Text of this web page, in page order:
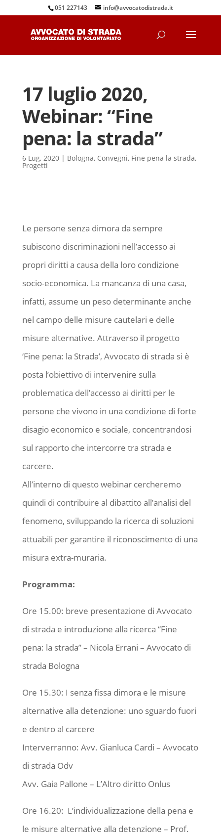
051 227143 info@avvocatodistrada.it
17 luglio 2020,
Webinar: “Fine
pena: la strada”
6 Lug, 2020| Bologna, Convegni, Fine pena la strada,
Progetti
Le persone senza dimora da sempre
subiscono discriminazioni nell’accesso ai
propri diritti a causa della loro condizione
socio-economica. La mancanza di una casa,
infatti, assume un peso determinante anche
nel campo delle misure cautelari e delle
misure alternative. Attraverso il progetto
‘Fine pena: la Strada’, Avvocato di strada si è
posta l’obiettivo di intervenire sulla
problematica dell’accesso ai diritti per le
persone che vivono in una condizione di forte
disagio economico e sociale, concentrandosi
sul rapporto che intercorre tra strada e
carcere.
All’interno di questo webinar cercheremo
quindi di contribuire al dibattito all’analisi del
fenomeno, sviluppando la ricerca di soluzioni
attuabili per garantire il riconoscimento di una
misura extra-muraria.
Programma:
Ore 15.00: breve presentazione di Avvocato
di strada e introduzione alla ricerca “Fine
pena: la strada” – Nicola Errani – Avvocato di
strada Bologna
Ore 15.30: I senza fissa dimora e le misure
alternative alla detenzione: uno sguardo fuori
e dentro al carcere
Interverranno: Avv. Gianluca Cardi – Avvocato
di strada Odv
Avv. Gaia Pallone – L’Altro diritto Onlus
Ore 16.20: L’individualizzazione della pena e
le misure alternative alla detenzione – Prof.